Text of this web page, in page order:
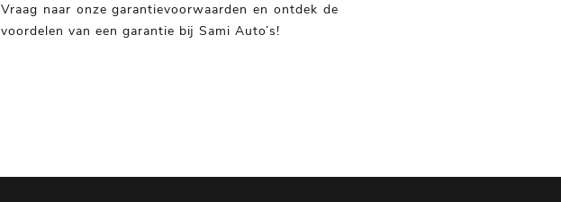
Vraag naar onze garantievoorwaarden en ontdek de
voordelen van een garantie bij Sami Auto’s!